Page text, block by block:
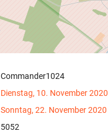
Commander1024
Dienstag, 10. November 2020
Sonntag, 22. November 2020
5052